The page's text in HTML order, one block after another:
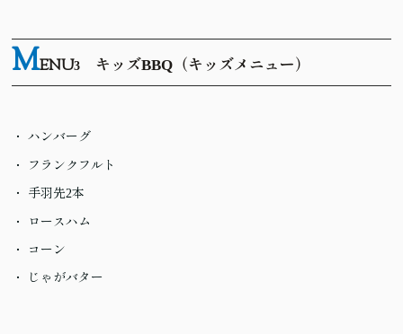
MENU3 キッズBBQ（キッズメニュー）
ハンバーグ
フランクフルト
手羽先2本
ロースハム
コーン
じゃがバター